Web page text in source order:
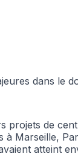
dans
projets de
Marseille,
atteint